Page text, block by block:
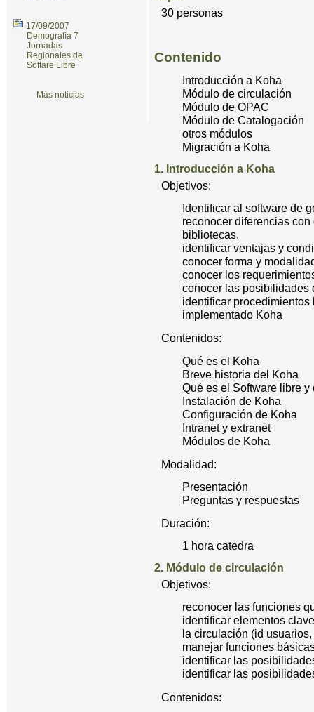
30 personas
Contenido
Introducción a Koha
Módulo de circulación
Módulo de OPAC
Módulo de Catalogación
otros módulos
Migración a Koha
1. Introducción a Koha
Objetivos:
Identificar al software de
reconocer diferencias
bibliotecas.
identificar ventajas y
conocer forma y
conocer los
conocer las posibilidades
identificar
implementado Koha
Contenidos:
Qué es el Koha
Breve historia del Koha
Qué es el Software libre
Instalación de Koha
Configuración de Koha
Intranet y extranet
Módulos de Koha
Modalidad:
Presentación
Preguntas y respuestas
Duración:
1 hora catedra
2. Módulo de circulación
Objetivos:
reconocer las funciones
identificar elementos
la circulación (id
manejar funciones
identificar las
identificar las
Contenidos:
17/09/2007
Demografía 7
Jornadas
Regionales de
Softare Libre
Más noticias